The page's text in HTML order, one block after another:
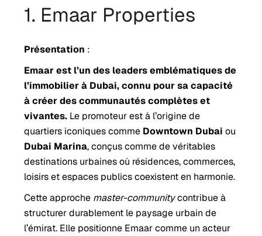
1. Emaar Properties
Présentation :
Emaar est l’un des leaders emblématiques de
l’immobilier à Dubai, connu pour sa capacité
à créer des communautés complètes et
vivantes. Le promoteur est à l’origine de
quartiers iconiques comme Downtown Dubai ou
Dubai Marina, conçus comme de véritables
destinations urbaines où résidences, commerces,
loisirs et espaces publics coexistent en harmonie.
Cette approche master-communitycontribue à
structurer durablement le paysage urbain de
l’émirat. Elle positionne Emaar comme un acteur